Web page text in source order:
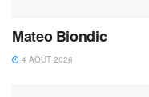
Mateo Biondic
4 AOÛT 2026